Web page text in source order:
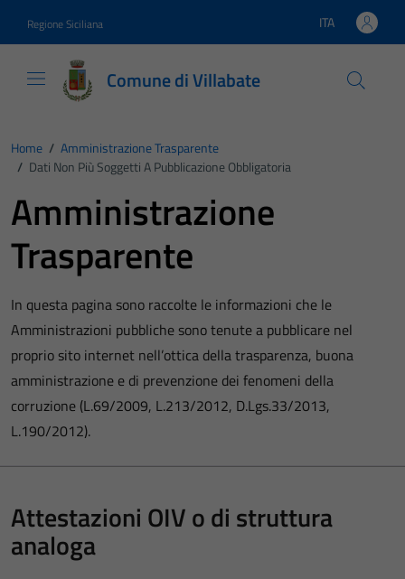
Regione Siciliana Lingua attiva:
ITA
Comune di Villabate
Home / Amministrazione Trasparente
/ Dati Non Più Soggetti A Pubblicazione Obbligatoria
Amministrazione
Trasparente
In questa pagina sono raccolte le informazioni che le
Amministrazioni pubbliche sono tenute a pubblicare nel
proprio sito internet nell’ottica della trasparenza, buona
amministrazione e di prevenzione dei fenomeni della
corruzione (L.69/2009, L.213/2012, D.Lgs.33/2013,
L.190/2012).
Attestazioni OIV o di struttura
analoga